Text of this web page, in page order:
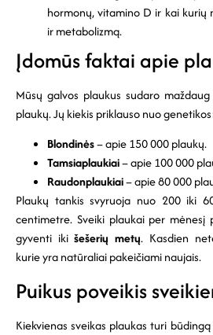
hormonų, vitamino D ir kai kurių
ir metabolizmą.
Įdomūs faktai apie
Mūsų galvos plaukus sudaro
plaukų. Jų kiekis priklauso nuo
Blondinės– apie 150 000 plaukų.
Tamsiaplaukiai– apie 100 000
Raudonplaukiai– apie 80 000
Plaukų tankis svyruoja nuo 200 iki
centimetre. Sveiki plaukai per mėnesį
gyventi ikišešerių metų. Kasdien
kurie yra natūraliai pakeičiami naujais.
Puikus poveikis
Kiekvienas sveikas plaukas turi